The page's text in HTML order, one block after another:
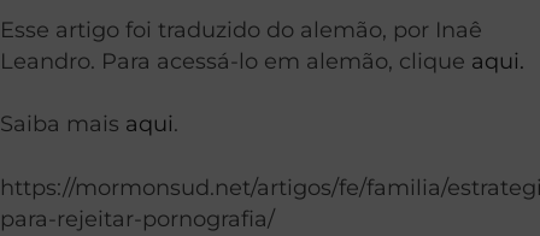
Esse artigo foi traduzido do alemão, por Inaê
Leandro. Para acessá-lo em alemão, clique aqui.
Saiba mais aqui.
https://mormonsud.net/artigos/fe/familia/
para-rejeitar-pornografia/